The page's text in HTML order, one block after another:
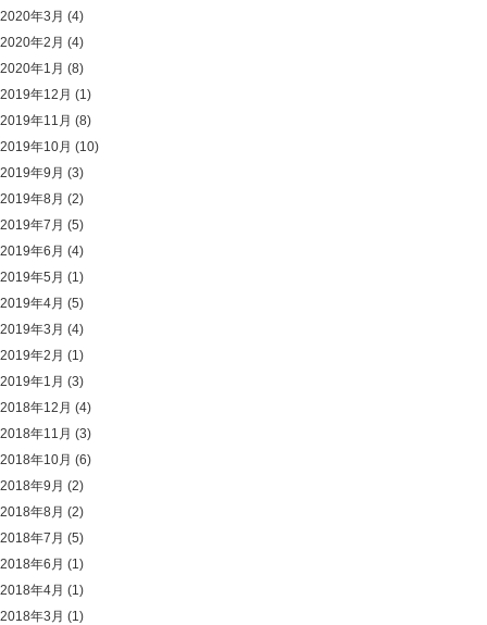
2020年3月 (4)
2020年2月 (4)
2020年1月 (8)
2019年12月 (1)
2019年11月 (8)
2019年10月 (10)
2019年9月 (3)
2019年8月 (2)
2019年7月 (5)
2019年6月 (4)
2019年5月 (1)
2019年4月 (5)
2019年3月 (4)
2019年2月 (1)
2019年1月 (3)
2018年12月 (4)
2018年11月 (3)
2018年10月 (6)
2018年9月 (2)
2018年8月 (2)
2018年7月 (5)
2018年6月 (1)
2018年4月 (1)
2018年3月 (1)